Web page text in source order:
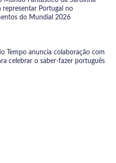
representar Portugal no
do Mundial 2026
Tempo anuncia colaboração com
celebrar o saber-fazer português